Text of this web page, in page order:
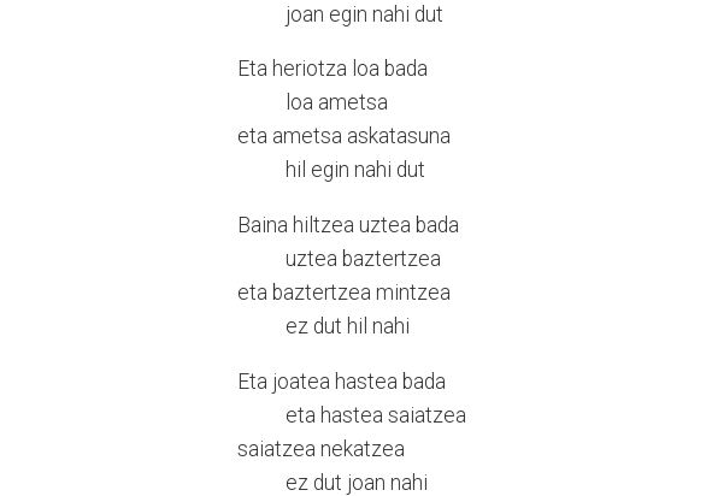
joan egin nahi dut
Eta heriotza loa bada
loa ametsa
eta ametsa askatasuna
hil egin nahi dut
Baina hiltzea uztea bada
uztea baztertzea
eta baztertzea mintzea
ez dut hil nahi
Eta joatea hastea bada
eta hastea saiatzea
saiatzea nekatzea
ez dut joan nahi